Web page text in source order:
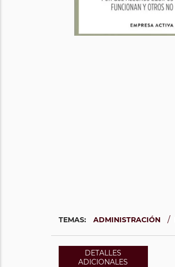
TEMAS: ADMINISTRACIÓN /
DETALLES
ADICIONALES